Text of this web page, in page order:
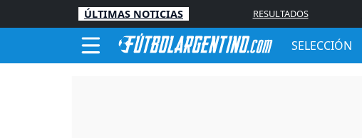
ÚLTIMAS NOTICIAS RESULTADOS
SELECCIÓN